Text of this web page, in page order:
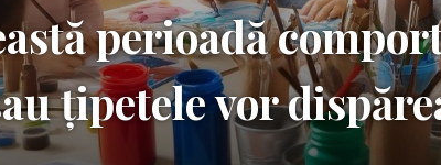
perioadă
țipetele vor